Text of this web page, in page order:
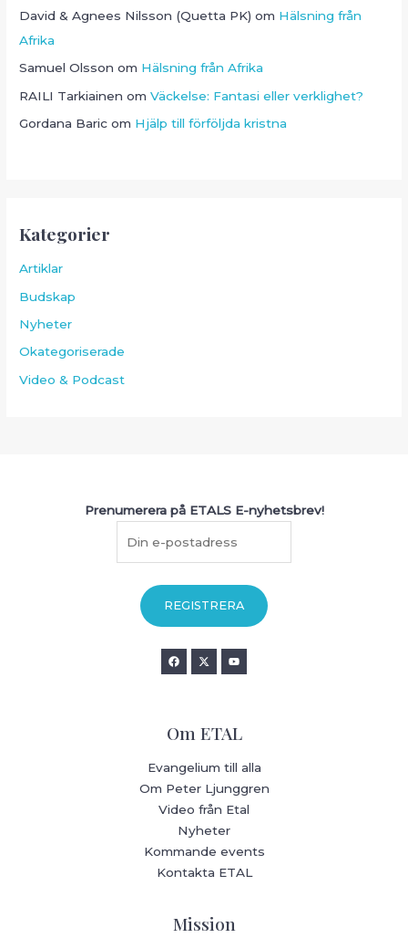
David & Agnees Nilsson (Quetta PK) om Hälsning från
Afrika
Samuel Olsson om Hälsning från Afrika
RAILI Tarkiainen omVäckelse: Fantasi eller verklighet?
Gordana Baric om Hjälp till förföljda kristna
Kategorier
Artiklar
Budskap
Nyheter
Okategoriserade
Video & Podcast
Prenumerera på ETALS E-nyhetsbrev!
Om ETAL
Evangelium till alla
Om Peter Ljunggren
Video från Etal
Nyheter
Kommande events
Kontakta ETAL
Mission